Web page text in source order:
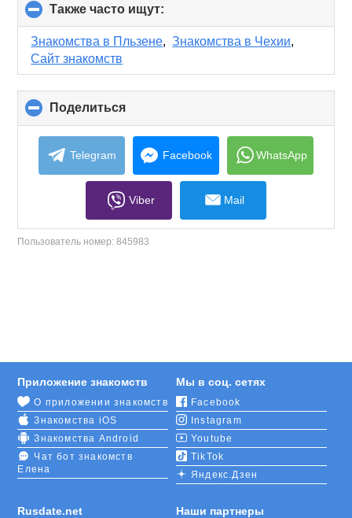
Также часто ищут:
to
collapse
Знакомства в Пльзене,Знакомства в Чехии,
Сайт знакомств
Поделиться
to
collapse
contents
Telegram Facebook WhatsApp
Viber Mail
Пользователь номер:845983
Rusdate.net
Приложение знакомств
О приложении знакомств
Знакомства iOS
Знакомства Android
Чат бот знакомств
Елена
Мы в соц. сетях
Facebook
Instagram
Youtube
TikTok
Яндекс.Дзен
Наши партнеры